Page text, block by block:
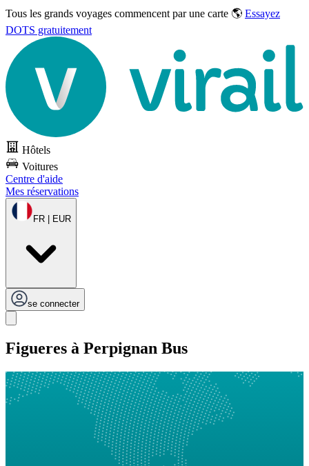
Tous les grands voyages commencent par une carte 🌎 Essayez
DOTS gratuitement
Hôtels
Voitures
Centre d'aide
Mes réservations
FR | EUR
se connecter
Figueres à Perpignan Bus